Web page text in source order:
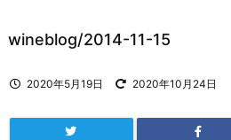
wineblog/2014-11-15
2020年5月19日 2020年10月24日